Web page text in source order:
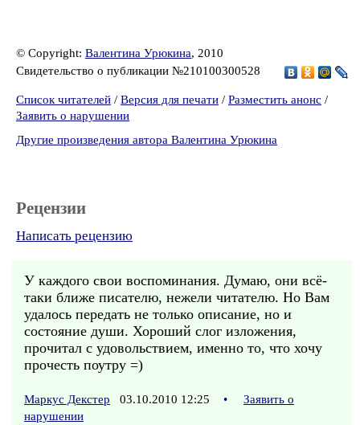
© Copyright: Валентина Урюкина, 2010
Свидетельство о публикации №210100300528
Список читателей / Версия для печати / Разместить анонс /
Заявить о нарушении
Другие произведения автора Валентина Урюкина
Рецензии
Написать рецензию
У каждого свои воспоминания. Думаю, они всё-
таки ближе писателю, нежели читателю. Но Вам
удалось передать не только описание, но и
состояние души. Хороший слог изложения,
прочитал с удовольствием, именно то, что хочу
прочесть поутру =)
Маркус Декстер 03.10.2010 12:25 •
Заявить о
нарушении